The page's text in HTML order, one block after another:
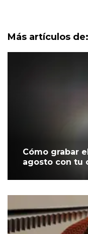
Más artículos de:
Cómo grabar
agosto con tu